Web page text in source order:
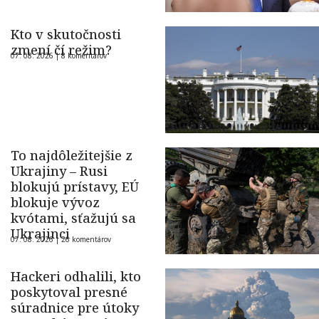
Kto v skutočnosti
zmení čí režim?
07. 08. 2026 |8 komentárov
To najdôležitejšie z
Ukrajiny – Rusi
blokujú prístavy, EÚ
blokuje vývoz
kvótami, sťažujú sa
Ukrajinci
07. 08. 2026 |26 komentárov
Hackeri odhalili, kto
poskytoval presné
súradnice pre útoky